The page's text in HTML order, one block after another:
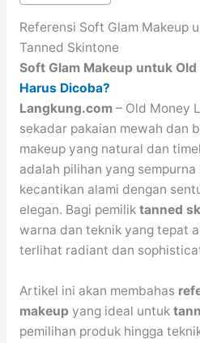
Referensi Soft Glam Makeup
Tanned Skintone
Soft Glam Makeup untuk
Harus Dicoba?
Langkung.com– Old Money
sekadar pakaian mewah dan
makeup yang natural dan
adalah pilihan yang
kecantikan alami dengan
elegan. Bagi pemilik tanned
warna dan teknik yang tepat
terlihat radiant dan
Artikel ini akan membahas
makeup yang ideal untuk
pemilihan produk hingga